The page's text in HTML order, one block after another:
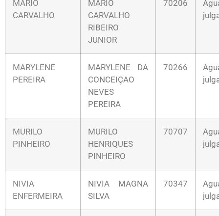
MARIO
CARVALHO
MARIO
CARVALHO
RIBEIRO
JUNIOR
70206
MARYLENE
PEREIRA
MARYLENE DA
CONCEIÇAO
NEVES
PEREIRA
70266
MURILO
PINHEIRO
MURILO
HENRIQUES
PINHEIRO
70707
NIVIA
ENFERMEIRA
NIVIA MAGNA
SILVA
70347